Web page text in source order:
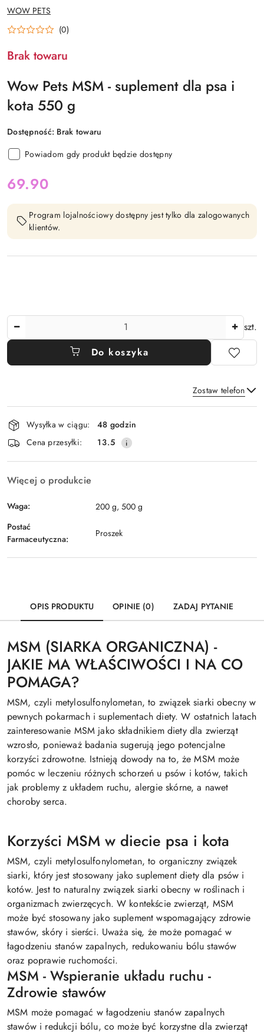
NAZWA
PRODUCENTA:
WOW PETS
(0)
Brak towaru
Wow Pets MSM - suplement dla psa i
kota 550 g
Dostępność: Brak towaru
Powiadom gdy produkt będzie dostępny
cena:
69.90
Program lojalnościowy dostępny jest tylko dla zalogowanych
klientów.
szt.
Do koszyka
Zostaw telefon
Wyślij
Dostępność
i
dostawa
Wysyłka w ciągu:
48 godzin
Cena przesyłki:
13.5
Więcej o produkcie
Waga:
200 g, 500 g
Postać
Farmaceutyczna:
Proszek
OPIS PRODUKTU OPINIE (0) ZADAJ PYTANIE
MSM (SIARKA ORGANICZNA) -
JAKIE MA WŁAŚCIWOŚCI I NA CO
POMAGA?
MSM, czyli metylosulfonylometan, to związek siarki obecny w
pewnych pokarmach i suplementach diety. W ostatnich latach
zainteresowanie MSM jako składnikiem diety dla zwierząt
wzrosło, ponieważ badania sugerują jego potencjalne
korzyści zdrowotne. Istnieją dowody na to, że MSM może
pomóc w leczeniu różnych schorzeń u psów i kotów, takich
jak problemy z układem ruchu, alergie skórne, a nawet
choroby serca.
Korzyści MSM w diecie psa i kota
MSM, czyli metylosulfonylometan, to organiczny związek
siarki, który jest stosowany jako suplement diety dla psów i
kotów. Jest to naturalny związek siarki obecny w roślinach i
organizmach zwierzęcych. W kontekście zwierząt, MSM
może być stosowany jako suplement wspomagający zdrowie
stawów, skóry i sierści. Uważa się, że może pomagać w
łagodzeniu stanów zapalnych, redukowaniu bólu stawów
oraz poprawie ruchomości.
MSM - Wspieranie układu ruchu -
Zdrowie stawów
MSM może pomagać w łagodzeniu stanów zapalnych
stawów i redukcji bólu, co może być korzystne dla zwierząt